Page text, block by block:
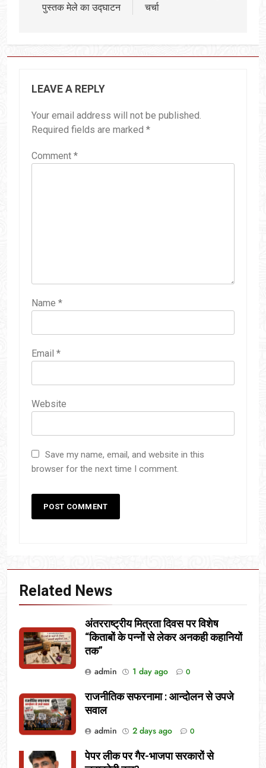
पुस्तक मेले का उद्घाटन
चर्चा
LEAVE A REPLY
Your email address will not be published.
Required fields are marked *
Comment *
Name *
Email *
Website
Save my name, email, and website in this
browser for the next time I comment.
Related News
अंतरराष्ट्रीय मित्रता दिवस पर विशेष
“किताबों के पन्नों से लेकर अनकही कहानियों
तक”
admin
1 day ago 0
राजनीतिक सफरनामा : आन्दोलन से उपजे
सवाल
admin
2 days ago 0
पेपर लीक पर गैर-भाजपा सरकारों से